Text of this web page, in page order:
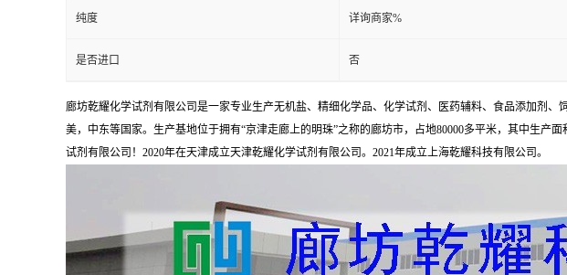
纯度 详询商家%
是否进口 否
廊坊乾耀化学试剂有限公司是一家专业生产无机盐、精细化学品、化学试剂、医药辅料、食品添加剂
美，中东等国家。生产基地位于拥有“京津走廊上的明珠”之称的廊坊市，占地80000多平米，其中生产
试剂有限公司！2020年在天津成立天津乾耀化学试剂有限公司。2021年成立上海乾耀科技有限公司。